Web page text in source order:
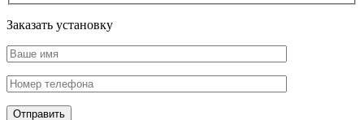
Заказать установку